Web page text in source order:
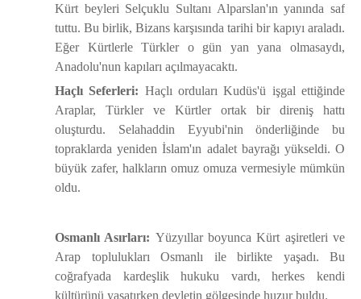
Kürt beyleri Selçuklu Sultanı Alparslan'ın yanında saf
tuttu. Bu birlik, Bizans karşısında tarihi bir kapıyı araladı.
Eğer Kürtlerle Türkler o gün yan yana olmasaydı,
Anadolu'nun kapıları açılmayacaktı.
Haçlı Seferleri: Haçlı orduları Kudüs'ü işgal ettiğinde
Araplar, Türkler ve Kürtler ortak bir direniş hattı
oluşturdu. Selahaddin Eyyubi'nin önderliğinde bu
topraklarda yeniden İslam'ın adalet bayrağı yükseldi. O
büyük zafer, halkların omuz omuza vermesiyle mümkün
oldu.
Osmanlı Asırları: Yüzyıllar boyunca Kürt aşiretleri ve
Arap toplulukları Osmanlı ile birlikte yaşadı. Bu
coğrafyada kardeşlik hukuku vardı, herkes kendi
kültürünü yaşatırken devletin gölgesinde huzur buldu.